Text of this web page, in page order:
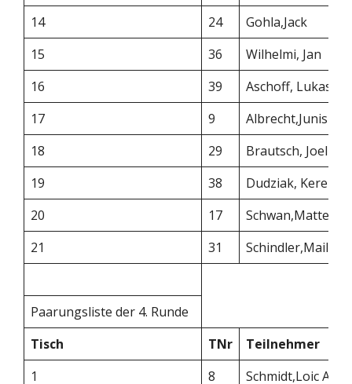
14 24
Gohla,Jack
15
36
Wilhelmi, Jan
16
39
Aschoff, Lukas
17
9
Albrecht,Junis
18
29
Brautsch, Joel
19
38
Dudziak, Kerem
20
17
Schwan,Matteo
21
31 Schindler,Mailin
Paarungsliste der 4. Runde
Tisch
TNr
Teilnehmer
1
8
Schmidt,Loic Ale